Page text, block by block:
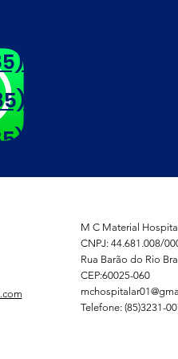
8748
8379
9581
M C Material
CNPJ: 44.681.008/
Rua Barão do Rio
CEP:60025-060
Telefone: (85)3231-